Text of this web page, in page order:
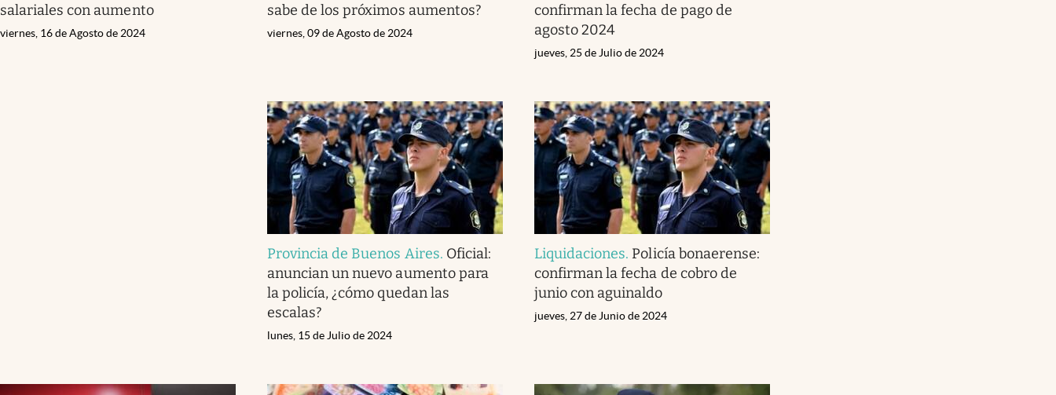
salariales con aumento
viernes, 16 de Agosto de 2024
sabe de los próximos aumentos?
viernes, 09 de Agosto de 2024
confirman la fecha de pago de
agosto 2024
jueves, 25 de Julio de 2024
Provincia de Buenos Aires. Oficial:
anuncian un nuevo aumento para
la policía, ¿cómo quedan las
escalas?
lunes, 15 de Julio de 2024
Liquidaciones. Policía bonaerense:
confirman la fecha de cobro de
junio con aguinaldo
jueves, 27 de Junio de 2024